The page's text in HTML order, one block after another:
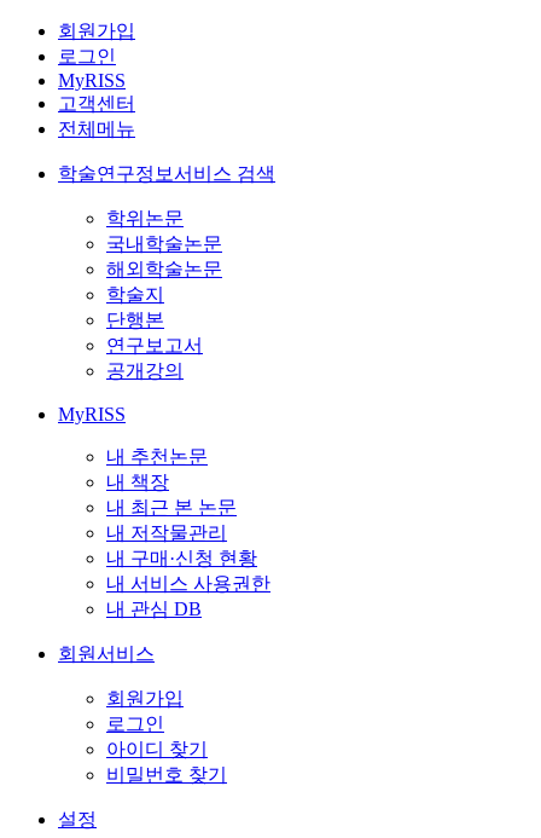
회원가입
로그인
MyRISS
고객센터
전체메뉴
학술연구정보서비스 검색
학위논문
국내학술논문
해외학술논문
학술지
단행본
연구보고서
공개강의
MyRISS
내 추천논문
내 책장
내 최근 본 논문
내 저작물관리
내 구매·신청 현황
내 서비스 사용권한
내 관심 DB
회원서비스
회원가입
로그인
아이디 찾기
비밀번호 찾기
설정